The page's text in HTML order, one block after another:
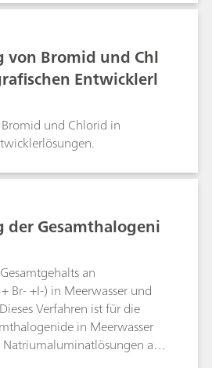
von Bromid und Chl
Entwicklerl
und Chlorid in
der Gesamthalogeni
an
Br- +I-) in Meerwasser und
Verfahren ist für die
in Meerwasser
aus